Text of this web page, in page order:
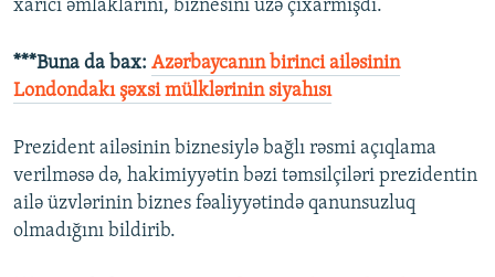
xarici əmlaklarını, biznesini üzə çıxarmışdı.
***Buna da bax: Azərbaycanın birinci ailəsinin
Londondakı şəxsi mülklərinin siyahısı
Prezident ailəsinin biznesiylə bağlı rəsmi açıqlama
verilməsə də, hakimiyyətin bəzi təmsilçiləri prezidentin
ailə üzvlərinin biznes fəaliyyətində qanunsuzluq
olmadığını bildirib.